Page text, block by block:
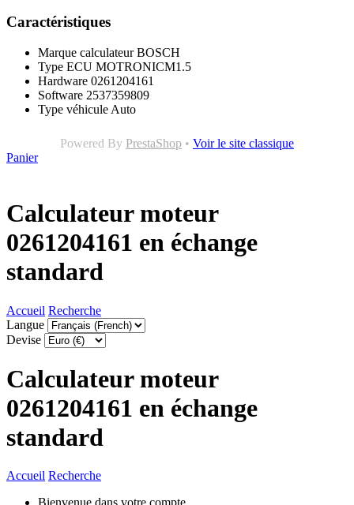
Caractéristiques
Marque calculateur BOSCH
Type ECU MOTRONICM1.5
Hardware 0261204161
Software 2537359809
Type véhicule Auto
Powered By PrestaShop • Voir le site classique
Panier
Calculateur moteur
0261204161 en échange
standard
Accueil Recherche
Langue
Devise
Calculateur moteur
0261204161 en échange
standard
Accueil Recherche